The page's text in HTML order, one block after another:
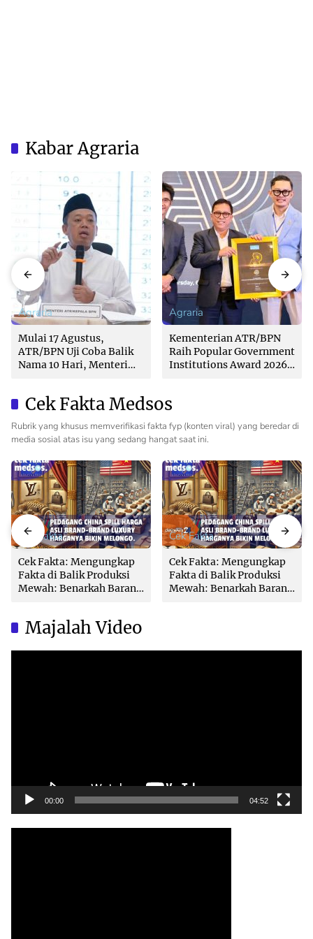
Kabar Agraria
Agraria
Mulai 17 Agustus,
ATR/BPN Uji Coba Balik
Nama 10 Hari, Menteri
Agraria
Kementerian ATR/BPN
Raih Popular Government
Institutions Award 2026
Cek Fakta Medsos
Rubrik yang khusus memverifikasi fakta fyp (konten viral) yang beredar di
media sosial atas isu yang sedang hangat saat ini.
Cek Fakta
Cek Fakta: Mengungkap
Fakta di Balik Produksi
Mewah: Benarkah Barang
Cek Fakta
Cek Fakta: Mengungkap
Fakta di Balik Produksi
Mewah: Benarkah Barang
Majalah Video
00:00 04:52